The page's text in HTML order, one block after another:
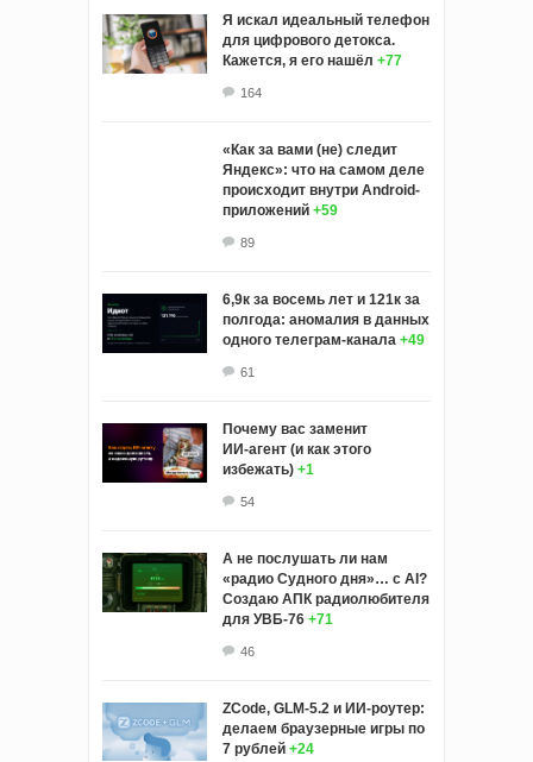
Я искал идеальный телефон
для цифрового детокса.
Кажется, я его нашёл +77
164
«Как за вами (не) следит
Яндекс»: что на самом деле
происходит внутри Android-
приложений +59
89
6,9к за восемь лет и 121к за
полгода: аномалия в данных
одного телеграм-канала +49
61
Почему вас заменит
ИИ‑агент (и как этого
избежать) +1
54
А не послушать ли нам
«радио Судного дня»… с AI?
Создаю АПК радиолюбителя
для УВБ-76 +71
46
ZCode, GLM-5.2 и ИИ-роутер:
делаем браузерные игры по
7 рублей +24